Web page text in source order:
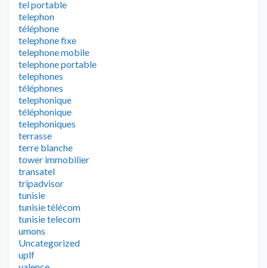
tel portable
telephon
téléphone
telephone fixe
telephone mobile
telephone portable
telephones
téléphones
telephonique
téléphonique
telephoniques
terrasse
terre blanche
tower immobilier
transatel
tripadvisor
tunisie
tunisie télécom
tunisie telecom
umons
Uncategorized
uplf